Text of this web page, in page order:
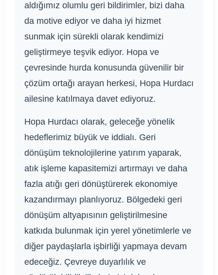
aldığımız olumlu geri bildirimler, bizi daha
da motive ediyor ve daha iyi hizmet
sunmak için sürekli olarak kendimizi
geliştirmeye teşvik ediyor. Hopa ve
çevresinde hurda konusunda güvenilir bir
çözüm ortağı arayan herkesi, Hopa Hurdacı
ailesine katılmaya davet ediyoruz.
Hopa Hurdacı olarak, geleceğe yönelik
hedeflerimiz büyük ve iddialı. Geri
dönüşüm teknolojilerine yatırım yaparak,
atık işleme kapasitemizi artırmayı ve daha
fazla atığı geri dönüştürerek ekonomiye
kazandırmayı planlıyoruz. Bölgedeki geri
dönüşüm altyapısının geliştirilmesine
katkıda bulunmak için yerel yönetimlerle ve
diğer paydaşlarla işbirliği yapmaya devam
edeceğiz. Çevreye duyarlılık ve